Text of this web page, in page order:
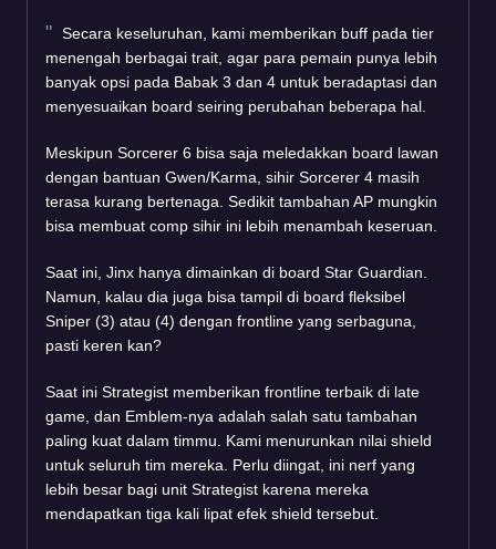
Secara keseluruhan, kami memberikan buff pada tier
menengah berbagai trait, agar para pemain punya lebih
banyak opsi pada Babak 3 dan 4 untuk beradaptasi dan
menyesuaikan board seiring perubahan beberapa hal.
Meskipun Sorcerer 6 bisa saja meledakkan board lawan
dengan bantuan Gwen/Karma, sihir Sorcerer 4 masih
terasa kurang bertenaga. Sedikit tambahan AP mungkin
bisa membuat comp sihir ini lebih menambah keseruan.
Saat ini, Jinx hanya dimainkan di board Star Guardian.
Namun, kalau dia juga bisa tampil di board fleksibel
Sniper (3) atau (4) dengan frontline yang serbaguna,
pasti keren kan?
Saat ini Strategist memberikan frontline terbaik di late
game, dan Emblem-nya adalah salah satu tambahan
paling kuat dalam timmu. Kami menurunkan nilai shield
untuk seluruh tim mereka. Perlu diingat, ini nerf yang
lebih besar bagi unit Strategist karena mereka
mendapatkan tiga kali lipat efek shield tersebut.